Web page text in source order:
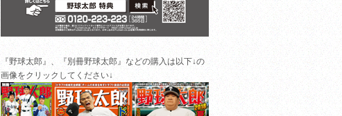
『野球太郎』、『別冊野球太郎』などの購入は以下↓の
画像をクリックしてください↓